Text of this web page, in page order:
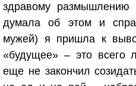
здравому
думала об этом и
мужей) я пришла к
«будущее» – это всего
еще не закончил